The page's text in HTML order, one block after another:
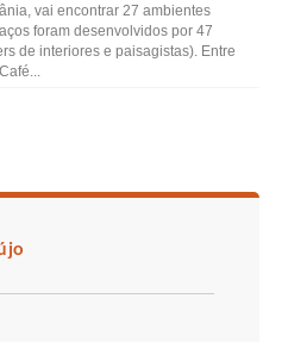
vai encontrar 27 ambientes
foram desenvolvidos por 47
de interiores e paisagistas). Entre